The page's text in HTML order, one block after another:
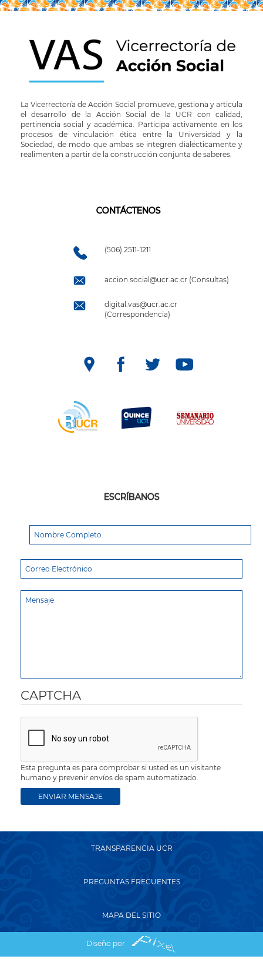
La Vicerrectoría de Acción Social promueve, gestiona y articula
el desarrollo de la Acción Social de la UCR con calidad,
pertinencia social y académica. Participa activamente en los
procesos de vinculación ética entre la Universidad y la
Sociedad, de modo que ambas se integren dialécticamente y
realimenten a partir de la construcción conjunta de saberes.
CONTÁCTENOS
(506) 2511-1211
accion.social@ucr.ac.cr (Consultas)
digital.vas@ucr.ac.cr
(Correspondencia)
ESCRÍBANOS
CAPTCHA
Esta pregunta es para comprobar si usted es un visitante
humano y prevenir envíos de spam automatizado.
TRANSPARENCIA UCR
PREGUNTAS FRECUENTES
MAPA DEL SITIO
Diseño por